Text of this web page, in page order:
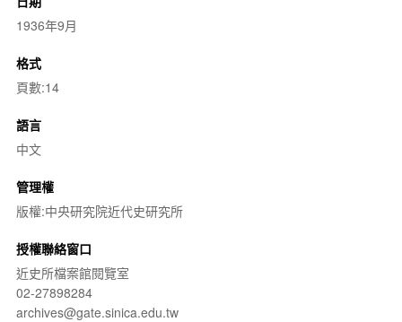
1936年9月
格式
頁數:14
語言
中文
管理權
版權:中央研究院近代史研究所
授權聯絡窗口
近史所檔案館閱覽室
02-27898284
archives@gate.sinica.edu.tw